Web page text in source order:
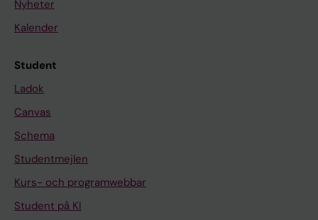
Nyheter
Kalender
Student
Ladok
Canvas
Schema
Studentmejlen
Kurs- och programwebbar
Student på KI